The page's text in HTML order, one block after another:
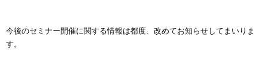
今後のセミナー開催に関する情報は都度、改めてお知らせしてまいりま
す。